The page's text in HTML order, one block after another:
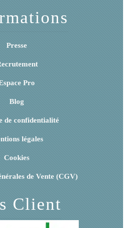
Presse
Pro
Blog
de confidentialité
légales
Cookies
de Vente (CGV)
Client